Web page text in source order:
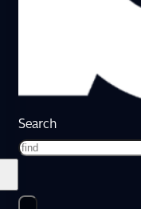
Search